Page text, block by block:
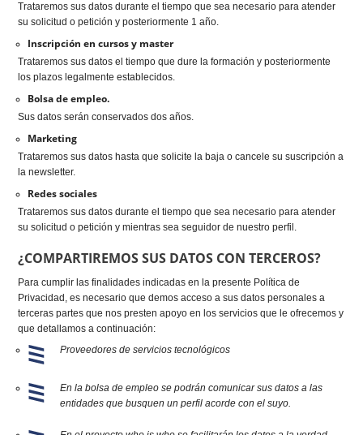
Trataremos sus datos durante el tiempo que sea necesario para atender
su solicitud o petición y posteriormente 1 año.
Inscripción en cursos y master
Trataremos sus datos el tiempo que dure la formación y posteriormente
los plazos legalmente establecidos.
Bolsa de empleo.
Sus datos serán conservados dos años.
Marketing
Trataremos sus datos hasta que solicite la baja o cancele su suscripción a
la newsletter.
Redes sociales
Trataremos sus datos durante el tiempo que sea necesario para atender
su solicitud o petición y mientras sea seguidor de nuestro perfil.
¿COMPARTIREMOS SUS DATOS CON TERCEROS?
Para cumplir las finalidades indicadas en la presente Política de
Privacidad, es necesario que demos acceso a sus datos personales a
terceras partes que nos presten apoyo en los servicios que le ofrecemos y
que detallamos a continuación:
Proveedores de servicios tecnológicos
En la bolsa de empleo se podrán comunicar sus datos a las
entidades que busquen un perfil acorde con el suyo.